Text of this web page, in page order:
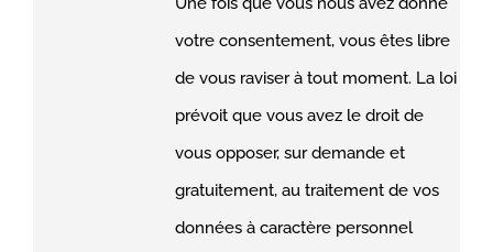
votre consentement, vous êtes libre
de vous raviser à tout moment. La loi
prévoit que vous avez le droit de
vous opposer, sur demande et
gratuitement, au traitement de vos
données à caractère personnel